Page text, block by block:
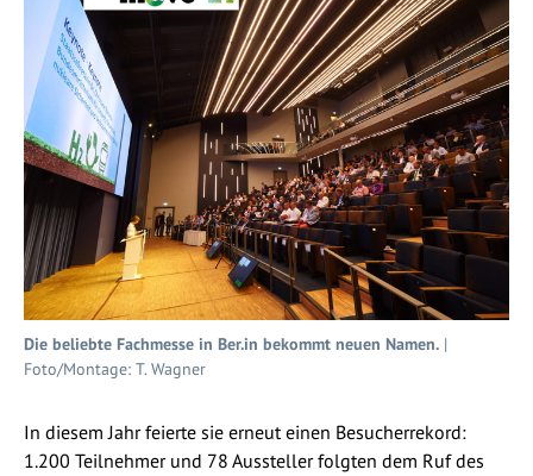
Die beliebte Fachmesse in Ber.in bekommt neuen Namen. |
Foto/Montage: T. Wagner
In diesem Jahr feierte sie erneut einen Besucherrekord:
1.200 Teilnehmer und 78 Aussteller folgten dem Ruf des